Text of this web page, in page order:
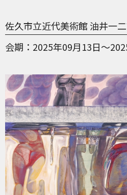
佐久市立近代美術館 油井一
会期
2025年09月13日～